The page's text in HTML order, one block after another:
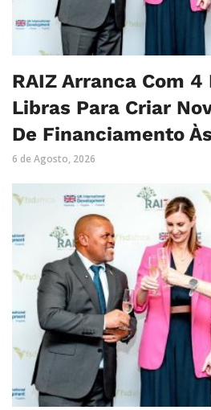
RAIZ Arranca Com 4
Libras Para Criar
De Financiamento
6 de Agosto, 2026